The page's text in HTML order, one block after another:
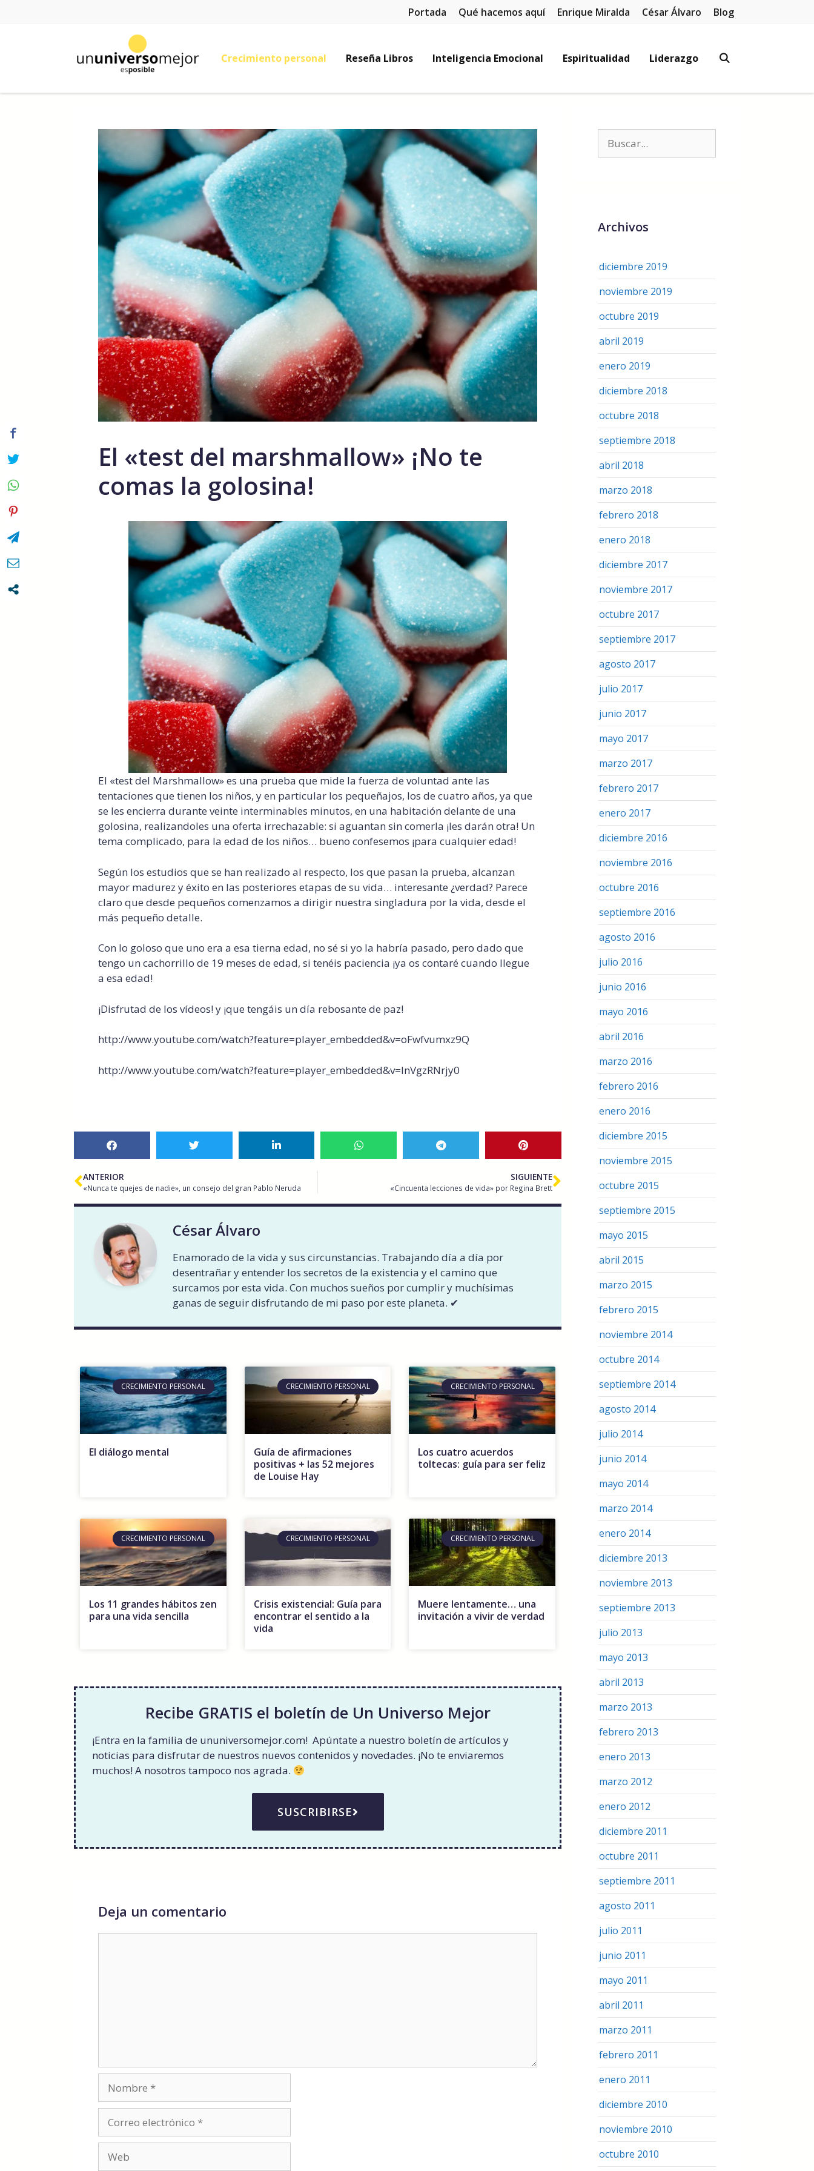
Portada Qué hacemos aquí Enrique Miralda César Álvaro Blog
Crecimiento personal Reseña Libros Inteligencia Emocional Espiritualidad Liderazgo
El «test del marshmallow» ¡No te
comas la golosina!
El «test del Marshmallow» es una prueba que mide la fuerza de voluntad ante las
tentaciones que tienen los niños, y en particular los pequeñajos, los de cuatro años, ya que
se les encierra durante veinte interminables minutos, en una habitación delante de una
golosina, realizandoles una oferta irrechazable: si aguantan sin comerla ¡les darán otra! Un
tema complicado, para la edad de los niños… bueno confesemos ¡para cualquier edad!
Según los estudios que se han realizado al respecto, los que pasan la prueba, alcanzan
mayor madurez y éxito en las posteriores etapas de su vida… interesante ¿verdad? Parece
claro que desde pequeños comenzamos a dirigir nuestra singladura por la vida, desde el
más pequeño detalle.
Con lo goloso que uno era a esa tierna edad, no sé si yo la habría pasado, pero dado que
tengo un cachorrillo de 19 meses de edad, si tenéis paciencia ¡ya os contaré cuando llegue
a esa edad!
¡Disfrutad de los vídeos! y ¡que tengáis un día rebosante de paz!
http://www.youtube.com/watch?feature=player_embedded&v=oFwfvumxz9Q
http://www.youtube.com/watch?feature=player_embedded&v=InVgzRNrjy0
ANTERIOR
«Nunca te quejes de nadie», un consejo del gran Pablo Neruda
SIGUIENTE
«Cincuenta lecciones de vida» por Regina Brett
César Álvaro
Enamorado de la vida y sus circunstancias. Trabajando día a día por
desentrañar y entender los secretos de la existencia y el camino que
surcamos por esta vida. Con muchos sueños por cumplir y muchísimas
ganas de seguir disfrutando de mi paso por este planeta. ✔︎
CRECIMIENTO PERSONAL
El diálogo mental
CRECIMIENTO PERSONAL
Guía de afirmaciones
positivas + las 52 mejores
de Louise Hay
CRECIMIENTO PERSONAL
Los cuatro acuerdos
toltecas: guía para ser feliz
CRECIMIENTO PERSONAL
Los 11 grandes hábitos zen
para una vida sencilla
CRECIMIENTO PERSONAL
Crisis existencial: Guía para
encontrar el sentido a la
vida
CRECIMIENTO PERSONAL
Muere lentamente… una
invitación a vivir de verdad
Recibe GRATIS el boletín de Un Universo Mejor
¡Entra en la familia de ununiversomejor.com! Apúntate a nuestro boletín de artículos y
noticias para disfrutar de nuestros nuevos contenidos y novedades. ¡No te enviaremos
muchos! A nosotros tampoco nos agrada.
SUSCRIBIRSE
Deja un comentario
Archivos
diciembre 2019
noviembre 2019
octubre 2019
abril 2019
enero 2019
diciembre 2018
octubre 2018
septiembre 2018
abril 2018
marzo 2018
febrero 2018
enero 2018
diciembre 2017
noviembre 2017
octubre 2017
septiembre 2017
agosto 2017
julio 2017
junio 2017
mayo 2017
marzo 2017
febrero 2017
enero 2017
diciembre 2016
noviembre 2016
octubre 2016
septiembre 2016
agosto 2016
julio 2016
junio 2016
mayo 2016
abril 2016
marzo 2016
febrero 2016
enero 2016
diciembre 2015
noviembre 2015
octubre 2015
septiembre 2015
mayo 2015
abril 2015
marzo 2015
febrero 2015
noviembre 2014
octubre 2014
septiembre 2014
agosto 2014
julio 2014
junio 2014
mayo 2014
marzo 2014
enero 2014
diciembre 2013
noviembre 2013
septiembre 2013
julio 2013
mayo 2013
abril 2013
marzo 2013
febrero 2013
enero 2013
marzo 2012
enero 2012
diciembre 2011
octubre 2011
septiembre 2011
agosto 2011
julio 2011
junio 2011
mayo 2011
abril 2011
marzo 2011
febrero 2011
enero 2011
diciembre 2010
noviembre 2010
octubre 2010